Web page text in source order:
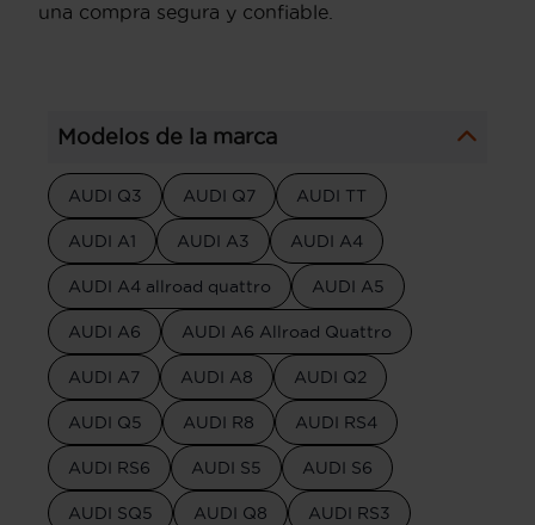
una compra segura y confiable.
Modelos de la marca
AUDI Q3 AUDI Q7 AUDI TT
AUDI A1 AUDI A3 AUDI A4
AUDI A4 allroad quattro AUDI A5
AUDI A6 AUDI A6 Allroad Quattro
AUDI A7 AUDI A8 AUDI Q2
AUDI Q5 AUDI R8 AUDI RS4
AUDI RS6 AUDI S5 AUDI S6
AUDI SQ5 AUDI Q8 AUDI RS3